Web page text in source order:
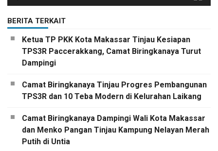
BERITA TERKAIT
Ketua TP PKK Kota Makassar Tinjau Kesiapan
TPS3R Paccerakkang, Camat Biringkanaya Turut
Dampingi
Camat Biringkanaya Tinjau Progres Pembangunan
TPS3R dan 10 Teba Modern di Kelurahan Laikang
Camat Biringkanaya Dampingi Wali Kota Makassar
dan Menko Pangan Tinjau Kampung Nelayan Merah
Putih di Untia